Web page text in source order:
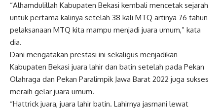
“Alhamdulillah Kabupaten Bekasi kembali mencetak sejarah
untuk pertama kalinya setelah 38 kali MTQ artinya 76 tahun
pelaksanaan MTQ kita mampu menjadi juara umum,” kata
dia.
Dani mengatakan prestasi ini sekaligus menjadikan
Kabupaten Bekasi juara lahir dan batin setelah pada Pekan
Olahraga dan Pekan Paralimpik Jawa Barat 2022 juga sukses
meraih gelar juara umum.
“Hattrick juara, juara lahir batin. Lahirnya jasmani lewat